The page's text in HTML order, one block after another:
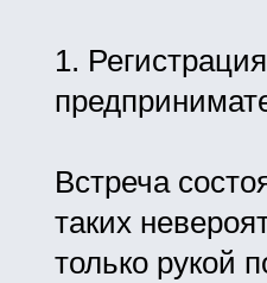
1.
Встреча
таких
только рукой